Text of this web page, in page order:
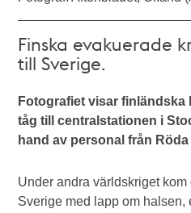
Finska evakuerade
till Sverige.
Fotografiet visar finländska
tåg till centralstationen i
hand av personal från
Under andra världskriget kom
Sverige med lapp om halsen,